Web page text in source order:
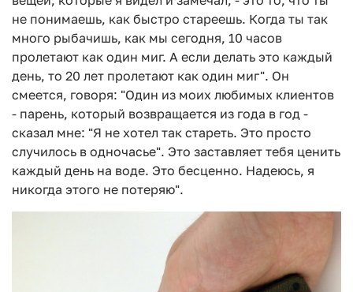
не понимаешь, как быстро стареешь. Когда ты так
много рыбачишь, как мы сегодня, 10 часов
пролетают как один миг. А если делать это каждый
день, то 20 лет пролетают как один миг". Он
смеется, говоря: "Один из моих любимых клиентов
- парень, который возвращается из года в год -
сказал мне: "Я не хотел так стареть. Это просто
случилось в одночасье". Это заставляет тебя ценить
каждый день на воде. Это бесценно. Надеюсь, я
никогда этого не потеряю".